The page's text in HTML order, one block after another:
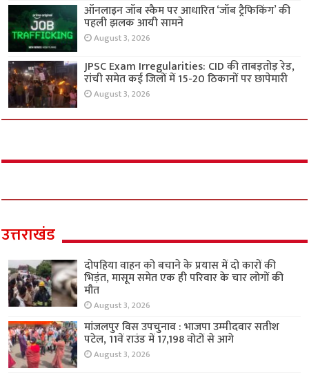
ऑनलाइन जॉब स्कैम पर आधारित ‘जॉब ट्रैफिकिंग’ की
पहली झलक आयी सामने
August 3, 2026
JPSC Exam Irregularities: CID की ताबड़तोड़ रेड,
रांची समेत कई जिलों में 15-20 ठिकानों पर छापेमारी
August 3, 2026
उत्तराखंड
दोपहिया वाहन को बचाने के प्रयास में दो कारों की
भिड़ंत, मासूम समेत एक ही परिवार के चार लोगों की
मौत
August 3, 2026
मांजलपुर विस उपचुनाव : भाजपा उम्मीदवार सतीश
पटेल, 11वें राउंड में 17,198 वोटों से आगे
August 3, 2026